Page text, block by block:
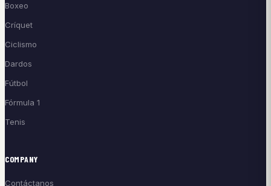
Boxeo
Críquet
Ciclismo
Dardos
Fútbol
Fórmula 1
Tenis
COMPANY
Contáctanos